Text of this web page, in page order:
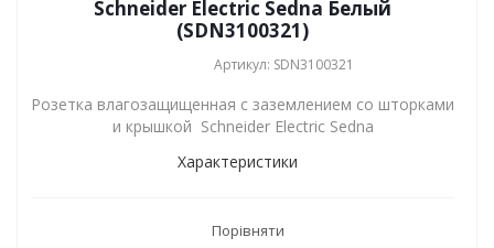
Schneider Electric Sedna Белый
(SDN3100321)
Артикул: SDN3100321
Розетка влагозащищенная с заземлением со шторками
и крышкой Schneider Electric Sedna
Характеристики
Порівняти